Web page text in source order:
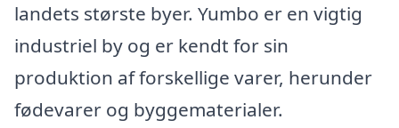
landets største byer. Yumbo er en vigtig
industriel by og er kendt for sin
produktion af forskellige varer, herunder
fødevarer og byggematerialer.